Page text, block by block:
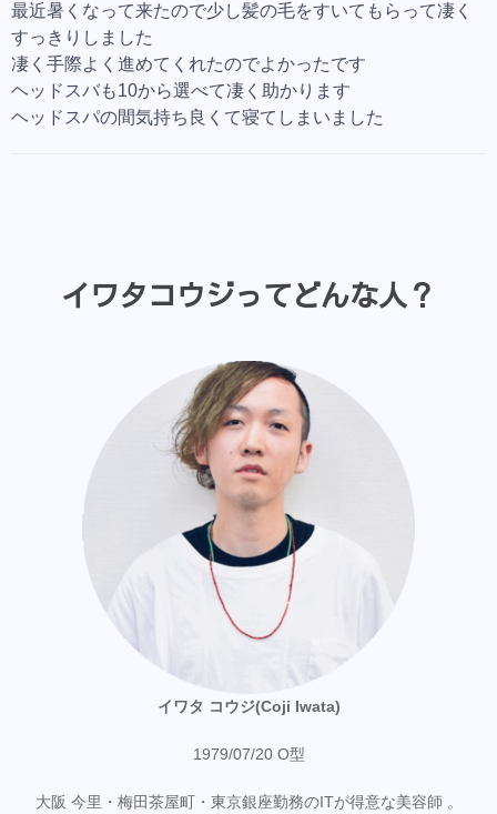
最近暑くなって来たので少し髪の毛をすいてもらって凄く
すっきりしました
凄く手際よく進めてくれたのでよかったです
ヘッドスバも10から選べて凄く助かります
ヘッドスパの間気持ち良くて寝てしまいました
イワタコウジってどんな人？
イワタ コウジ(Coji Iwata)
1979/07/20 O型
大阪 今里・梅田茶屋町・東京銀座勤務のITが得意な美容師 。